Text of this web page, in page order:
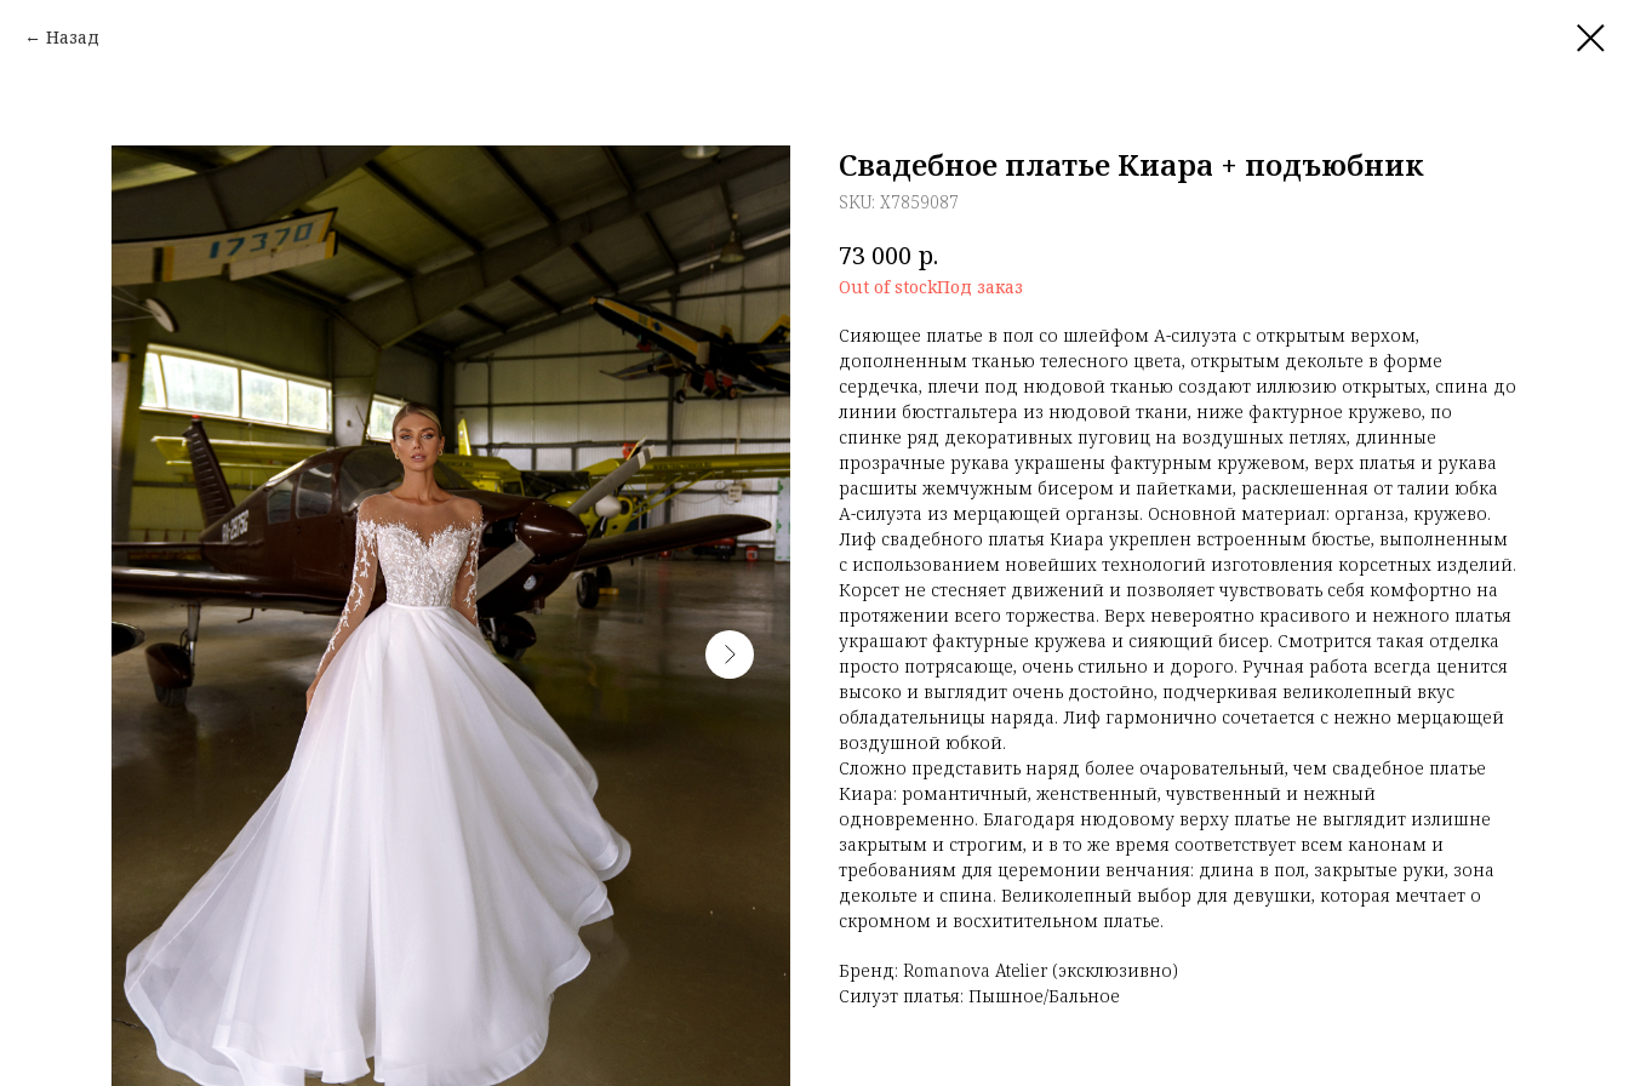
Назад
Свадебное платье Киара + подъюбник
SKU: X7859087
73 000 р.
Out of stock
Сияющее платье в пол со шлейфом А-силуэта с открытым верхом,
дополненным тканью телесного цвета, открытым декольте в форме
сердечка, плечи под нюдовой тканью создают иллюзию открытых, спина до
линии бюстгальтера из нюдовой ткани, ниже фактурное кружево, по
спинке ряд декоративных пуговиц на воздушных петлях, длинные
прозрачные рукава украшены фактурным кружевом, верх платья и рукава
расшиты жемчужным бисером и пайетками, расклешенная от талии юбка
А-силуэта из мерцающей органзы. Основной материал: органза, кружево.
Лиф свадебного платья Киара укреплен встроенным бюстье, выполненным
с использованием новейших технологий изготовления корсетных изделий.
Корсет не стесняет движений и позволяет чувствовать себя комфортно на
протяжении всего торжества. Верх невероятно красивого и нежного платья
украшают фактурные кружева и сияющий бисер. Смотрится такая отделка
просто потрясающе, очень стильно и дорого. Ручная работа всегда ценится
высоко и выглядит очень достойно, подчеркивая великолепный вкус
обладательницы наряда. Лиф гармонично сочетается с нежно мерцающей
воздушной юбкой.
Сложно представить наряд более очаровательный, чем свадебное платье
Киара: романтичный, женственный, чувственный и нежный
одновременно. Благодаря нюдовому верху платье не выглядит излишне
закрытым и строгим, и в то же время соответствует всем канонам и
требованиям для церемонии венчания: длина в пол, закрытые руки, зона
декольте и спина. Великолепный выбор для девушки, которая мечтает о
скромном и восхитительном платье.
Бренд: Romanova Atelier (эксклюзивно)
Силуэт платья: Пышное/Бальное